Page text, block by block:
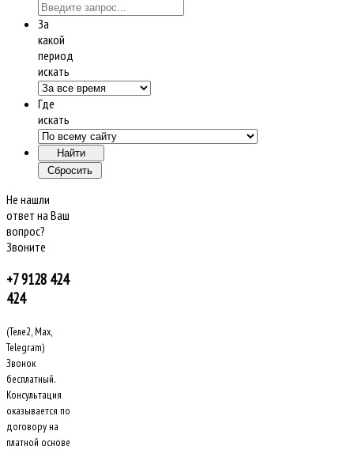
За
какой
период
искать
Где
искать
Не нашли
ответ на Ваш
вопрос?
Звоните
+7 9128 424
424
(Теле2, Max,
Telegram)
Звонок
бесплатный.
Консультация
оказывается по
договору на
платной основе